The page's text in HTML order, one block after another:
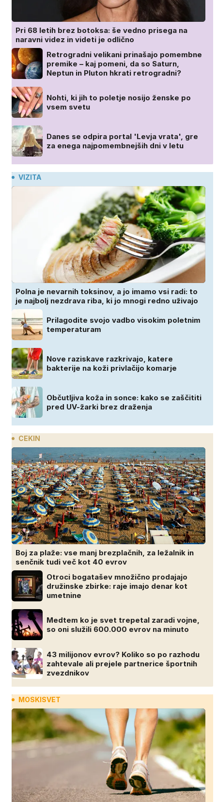
Pri 68 letih brez botoksa: še vedno prisega na
naravni videz in videti je odlično
Retrogradni velikani prinašajo pomembne
premike – kaj pomeni, da so Saturn,
Neptun in Pluton hkrati retrogradni?
Nohti, ki jih to poletje nosijo ženske po
vsem svetu
Danes se odpira portal 'Levja vrata', gre
za enega najpomembnejših dni v letu
VIZITA
Polna je nevarnih toksinov, a jo imamo vsi radi: to
je najbolj nezdrava riba, ki jo mnogi redno uživajo
Prilagodite svojo vadbo visokim poletnim
temperaturam
Nove raziskave razkrivajo, katere
bakterije na koži privlačijo komarje
Občutljiva koža in sonce: kako se zaščititi
pred UV-žarki brez draženja
CEKIN
Boj za plaže: vse manj brezplačnih, za ležalnik in
senčnik tudi več kot 40 evrov
Otroci bogatašev množično prodajajo
družinske zbirke: raje imajo denar kot
umetnine
Medtem ko je svet trepetal zaradi vojne,
so oni služili 600.000 evrov na minuto
43 milijonov evrov? Koliko so po razhodu
zahtevale ali prejele partnerice športnih
zvezdnikov
MOSKISVET